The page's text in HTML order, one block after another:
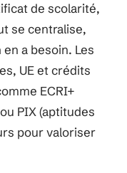
de scolarité,
se centralise,
a besoin. Les
UE et crédits
ECRI+
PIX (aptitudes
pour valoriser